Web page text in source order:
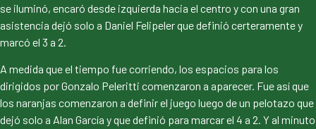
se iluminó, encaró desde izquierda hacia el centro y con una gran
asistencia dejó solo a Daniel Felipeler que definió certeramente y
marcó el 3 a 2.
A medida que el tiempo fue corriendo, los espacios para los
dirigidos por Gonzalo Peleritti comenzaron a aparecer. Fue así que
los naranjas comenzaron a definir el juego luego de un pelotazo que
dejó solo a Alan García y que definió para marcar el 4 a 2. Y al minuto